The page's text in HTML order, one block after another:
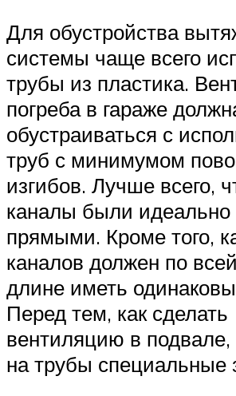
Для обустройства
системы чаще всего
трубы из пластика.
погреба в гараже
обустраиваться с
труб с минимумом
изгибов. Лучше всего,
каналы были
прямыми. Кроме того,
каналов должен по
длине иметь
Перед тем, как сделать
вентиляцию в подвале,
на трубы специальные